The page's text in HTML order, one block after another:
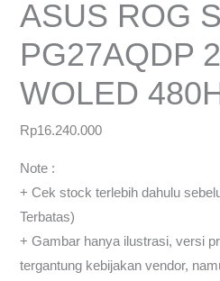
ASUS ROG
PG27AQDP
WOLED
Rp16.240.000
Note :
+ Cek stock terlebih dahulu
Terbatas)
+ Gambar hanya ilustrasi, versi
tergantung kebijakan vendor,